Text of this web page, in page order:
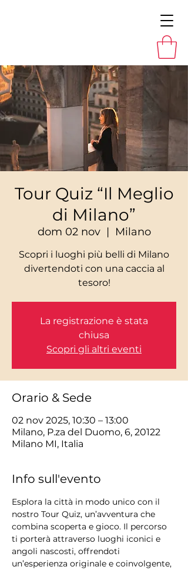
Tour Quiz “Il Meglio
di Milano”
dom 02 nov
  |
Milano
Scopri i luoghi più belli di Milano
divertendoti con una caccia al
tesoro!
La registrazione è stata
chiusa
Scopri gli altri eventi
Orario & Sede
02 nov 2025, 10:30 – 13:00
Milano, P.za del Duomo, 6, 20122
Milano MI, Italia
Info sull'evento
Esplora la città in modo unico con il
nostro Tour Quiz, un’avventura che
combina scoperta e gioco. Il percorso
ti porterà attraverso luoghi iconici e
angoli nascosti, offrendoti
un’esperienza originale e coinvolgente,